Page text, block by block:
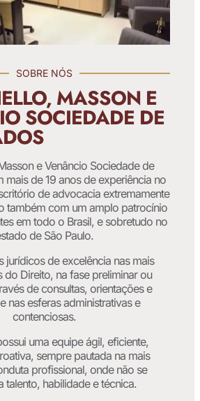
SOBRE NÓS
MASSON E
SOCIEDADE DE
e Venâncio Sociedade de
de 19 anos de experiência no
de advocacia extremamente
também com um amplo patrocínio
em todo o Brasil, e sobretudo no
de São Paulo.
jurídicos de excelência nas mais
do Direito, na fase preliminar ou
de consultas, orientações e
nas esferas administrativas e
contenciosas.
uma equipe ágil, eficiente,
sempre pautada na mais
profissional, onde não se
talento, habilidade e técnica.